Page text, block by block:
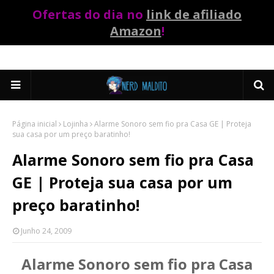
Ofertas do dia no link de afiliado
Amazon!
Página inicial Lojinha
Alarme Sonoro sem fio pra Casa GE | Proteja
sua casa por um preço baratinho!
Alarme Sonoro sem fio pra Casa
GE | Proteja sua casa por um
preço baratinho!
Junho 24, 2009
Alarme Sonoro sem fio pra Casa